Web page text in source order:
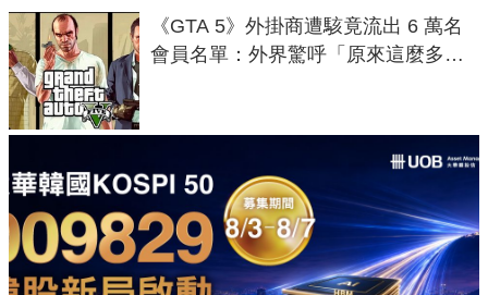
《GTA 5》外掛商遭駭竟流出 6 萬名
會員名單：外界驚呼「原來這麼多人